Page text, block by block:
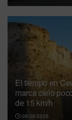
El tiempo en
marca cielo
de 15 km/h
09/08/2026